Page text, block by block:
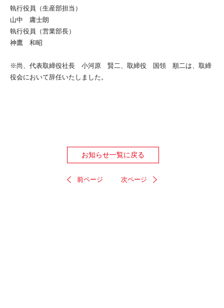
執行役員（生産部担当）
山中 庸士朗
執行役員（営業部長）
神鷹 和昭
※尚、代表取締役社長 小河原 賢二、取締役 国領 順二は、取締
役会において辞任いたしました。
前ページ
お知らせ一覧に戻る
次ページ